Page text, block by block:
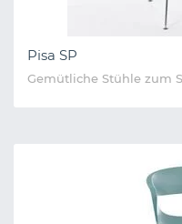
Pisa SP
Gemütliche Stühle zum